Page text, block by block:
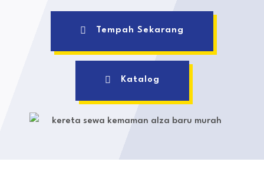
Tempah Sekarang
Katalog